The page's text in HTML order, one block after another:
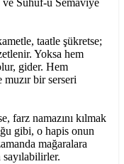
Suhuf-u Semaviye
taatle şükretse;
Yoksa hem
gider. Hem
muzır bir serseri
farz namazını kılmak
gibi, o hapis onun
mağaralara